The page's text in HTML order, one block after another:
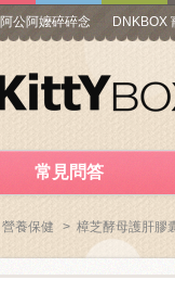
阿公阿嬤碎碎念 DNKBOX
常見問答
營養保健 > 樟芝酵母護肝膠